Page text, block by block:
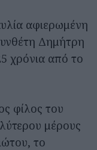
αφιερωμένη
Δημήτρη
χρόνια από το
φίλος του
μέρους
το